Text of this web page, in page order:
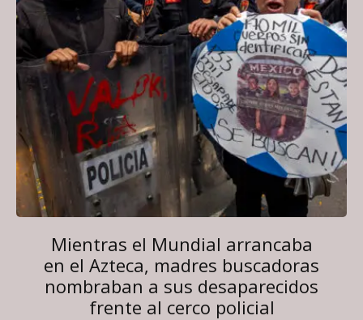
Mientras el Mundial arrancaba
en el Azteca, madres buscadoras
nombraban a sus desaparecidos
frente al cerco policial